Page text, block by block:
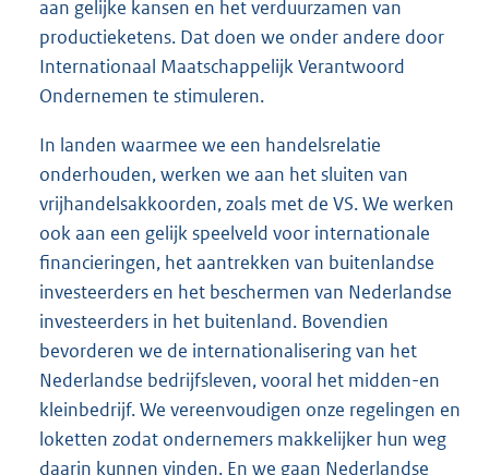
aan gelijke kansen en het verduurzamen van
productieketens. Dat doen we onder andere door
Internationaal Maatschappelijk Verantwoord
Ondernemen te stimuleren.
In landen waarmee we een handelsrelatie
onderhouden, werken we aan het sluiten van
vrijhandelsakkoorden, zoals met de VS. We werken
ook aan een gelijk speelveld voor internationale
financieringen, het aantrekken van buitenlandse
investeerders en het beschermen van Nederlandse
investeerders in het buitenland. Bovendien
bevorderen we de internationalisering van het
Nederlandse bedrijfsleven, vooral het midden-en
kleinbedrijf. We vereenvoudigen onze regelingen en
loketten zodat ondernemers makkelijker hun weg
daarin kunnen vinden. En we gaan Nederlandse